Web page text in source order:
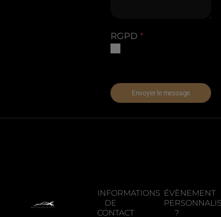
RGPD *
Envoyer le message
INFORMATIONS
DE
CONTACT
ÉVÈNEMENT
?